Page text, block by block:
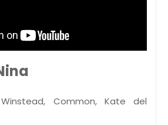
Common, Kate del